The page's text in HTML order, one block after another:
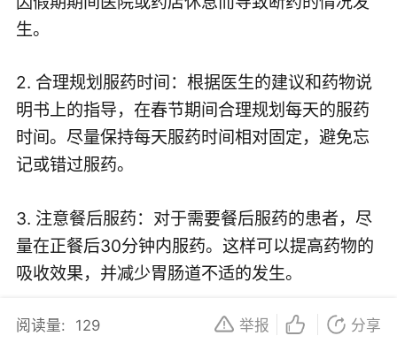
生。
2. 合理规划服药时间：根据医生的建议和药物说
明书上的指导，在春节期间合理规划每天的服药
时间。尽量保持每天服药时间相对固定，避免忘
记或错过服药。
3. 注意餐后服药：对于需要餐后服药的患者，尽
量在正餐后30分钟内服药。这样可以提高药物的
吸收效果，并减少胃肠道不适的发生。
4. 避免与食物相互作用：某些药物在与特定食物
阅读量: 129 举报 分享